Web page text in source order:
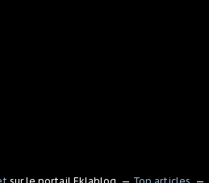
sur le portail Eklablog
Top articles